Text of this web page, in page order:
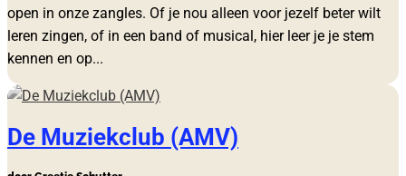
open in onze zangles. Of je nou alleen voor jezelf beter wilt
leren zingen, of in een band of musical, hier leer je je stem
kennen en op...
De Muziekclub (AMV)